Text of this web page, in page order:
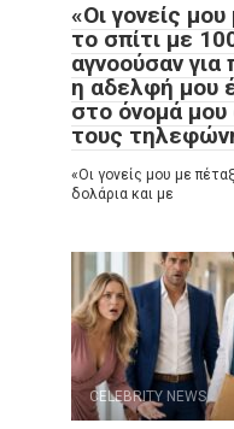
«Οι γονείς
το σπίτι με
αγνοούσαν για
η αδελφή μου
στο όνομά μου
τους
«Οι γονείς μου με
δολάρια και με
CELEBRITY NEWS